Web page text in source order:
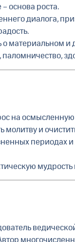
основа роста.
диалога,
о материальном и
на
и
периодах и
мудрость